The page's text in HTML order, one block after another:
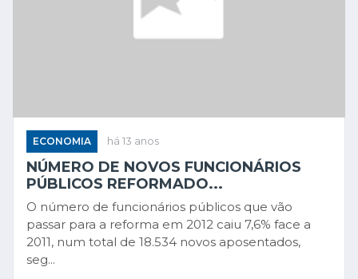
ECONOMIA há 13 anos
NÚMERO DE NOVOS FUNCIONÁRIOS
PÚBLICOS REFORMADO...
O número de funcionários públicos que vão
passar para a reforma em 2012 caiu 7,6% face a
2011, num total de 18.534 novos aposentados,
seg...